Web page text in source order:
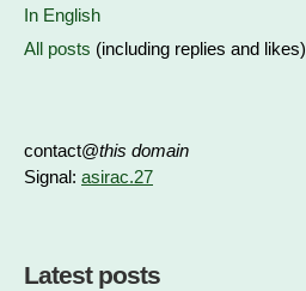
In English
All posts (including replies and likes)
contact@this domain
Signal: asirac.27
Latest posts